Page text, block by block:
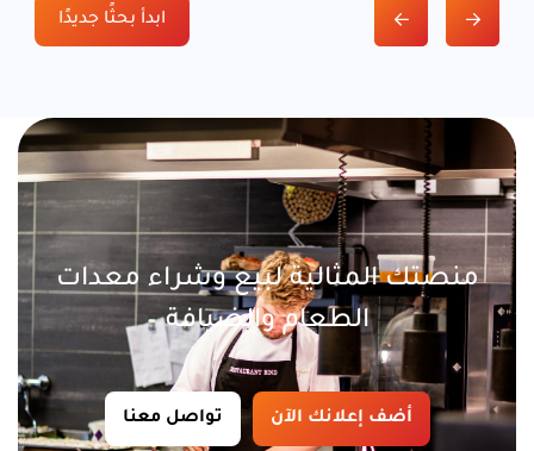
ابدأ بحثًا جديدًا
منصتك المثالية لبيع وشراء معدات
الطعام والضيافة
تواصل معنا أضف إعلانك الآن